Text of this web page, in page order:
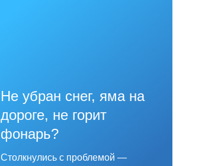
Не убран снег, яма на
дороге, не горит
фонарь?
Столкнулись с проблемой —